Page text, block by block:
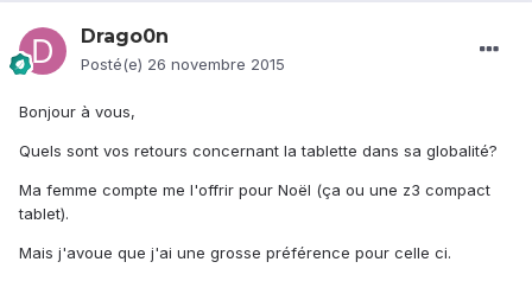
Drago0n
Posté(e) 26 novembre 2015
Bonjour à vous,
Quels sont vos retours concernant la tablette dans sa globalité?
Ma femme compte me l'offrir pour Noël (ça ou une z3 compact
tablet).
Mais j'avoue que j'ai une grosse préférence pour celle ci.